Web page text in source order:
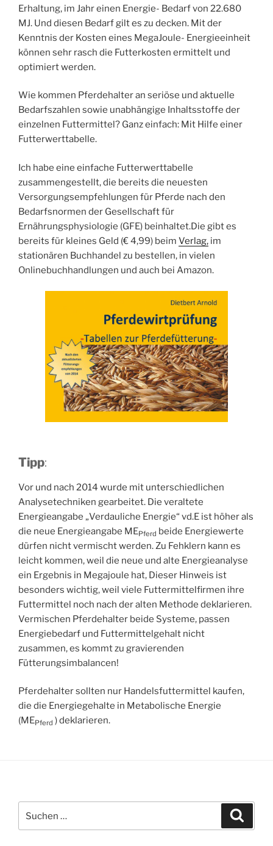
Erhaltung, im Jahr einen Energie- Bedarf von 22.680
MJ. Und diesen Bedarf gilt es zu decken. Mit der
Kenntnis der Kosten eines MegaJoule- Energieeinheit
können sehr rasch die Futterkosten ermittelt und
optimiert werden.
Wie kommen Pferdehalter an seriöse und aktuelle
Bedarfszahlen sowie unabhängige Inhaltsstoffe der
einzelnen Futtermittel? Ganz einfach: Mit Hilfe einer
Futterwerttabelle.
Ich habe eine einfache Futterwerttabelle
zusammengestellt, die bereits die neuesten
Versorgungsempfehlungen für Pferde nach den
Bedarfsnormen der Gesellschaft für
Ernährungsphysiologie (GFE) beinhaltet.Die gibt es
bereits für kleines Geld (€ 4,99) beim Verlag, im
stationären Buchhandel zu bestellen, in vielen
Onlinebuchhandlungen und auch bei Amazon.
Tipp:
Vor und nach 2014 wurde mit unterschiedlichen
Analysetechniken gearbeitet. Die veraltete
Energieangabe „Verdauliche Energie“ vd.E ist höher als
die neue Energieangabe MEPferd beide Energiewerte
dürfen nicht vermischt werden. Zu Fehklern kann es
leicht kommen, weil die neue und alte Energieanalyse
ein Ergebnis in Megajoule hat, Dieser Hinweis ist
besonders wichtig, weil viele Futtermittelfirmen ihre
Futtermittel noch nach der alten Methode deklarieren.
Vermischen Pferdehalter beide Systeme, passen
Energiebedarf und Futtermittelgehalt nicht
zusammen, es kommt zu gravierenden
Fütterungsimbalancen!
Pferdehalter sollten nur Handelsfuttermittel kaufen,
die die Energiegehalte in Metabolische Energie
(MEPferd ) deklarieren.
nach: